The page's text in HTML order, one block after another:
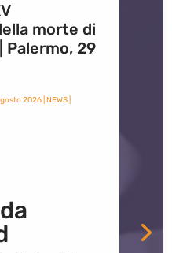
morte di
Palermo, 29
2026| NEWS|